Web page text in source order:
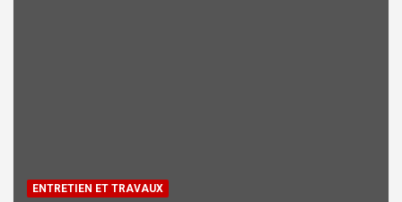
ENTRETIEN ET TRAVAUX